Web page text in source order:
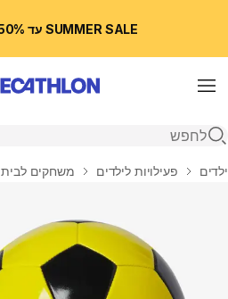
SUMMER SALE עד 50% הנחה 🛍️
Menu
פתיחת חיפוש
בית
ילדים פעילויות לילדים משחקים לבית